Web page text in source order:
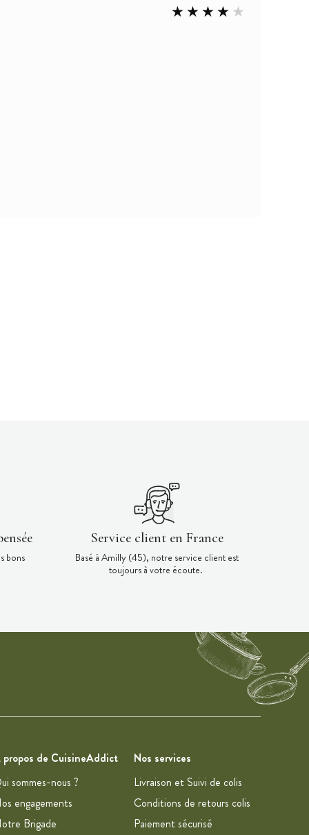
bons
Service client en France
Basé à Amilly (45), notre service client est
toujours à votre écoute.
propos de CuisineAddict
sommes-nous ?
engagements
Brigade
Nos services
Livraison et Suivi de colis
Conditions de retours colis
Paiement sécurisé